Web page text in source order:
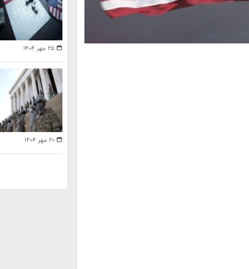
۲۵ مهر ۱۴۰۴
۲۰ مهر ۱۴۰۴